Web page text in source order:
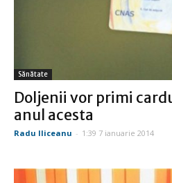
Sănătate
Doljenii vor primi
anul acesta
Radu Iliceanu - 1:39 7 ianuarie 2014